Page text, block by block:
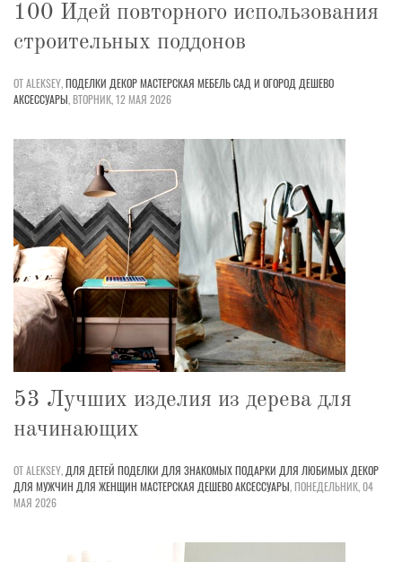
100 Идей повторного использования
строительных поддонов
ОТ ALEKSEY,ПОДЕЛКИ ДЕКОРМАСТЕРСКАЯ МЕБЕЛЬСАД И ОГОРОД ДЕШЕВО
АКСЕССУАРЫ,ВТОРНИК, 12 МАЯ 2026
53 Лучших изделия из дерева для
начинающих
ОТ ALEKSEY, ДЛЯ ДЕТЕЙ ПОДЕЛКИ ДЛЯ ЗНАКОМЫХПОДАРКИ ДЛЯ ЛЮБИМЫХ ДЕКОР
ДЛЯ МУЖЧИН ДЛЯ ЖЕНЩИН МАСТЕРСКАЯ ДЕШЕВОАКСЕССУАРЫ,ПОНЕДЕЛЬНИК, 04
МАЯ 2026